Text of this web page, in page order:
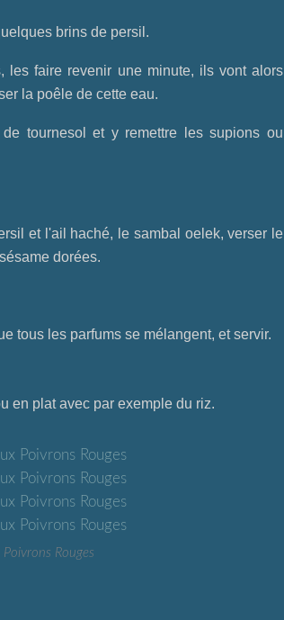
brins de persil.
les faire revenir une minute, ils vont alors
la poêle de cette eau.
tournesol et y remettre les supions ou
et l'ail haché, le sambal oelek, verser le
dorées.
tous les parfums se mélangent, et servir.
en plat avec par exemple du riz.
Rouges